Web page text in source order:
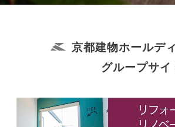
京都建物ホールデ
グループサイ